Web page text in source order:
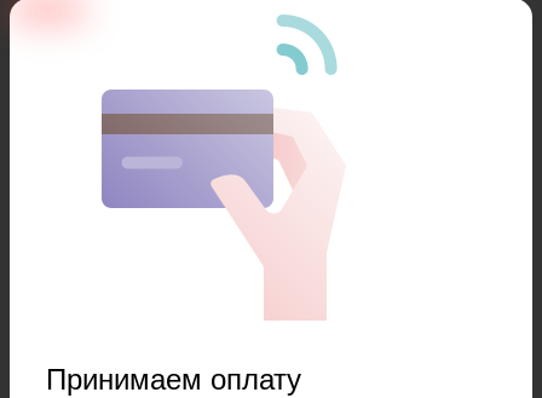
Принимаем оплату